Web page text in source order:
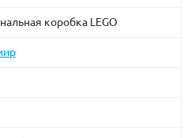
коробка LEGO